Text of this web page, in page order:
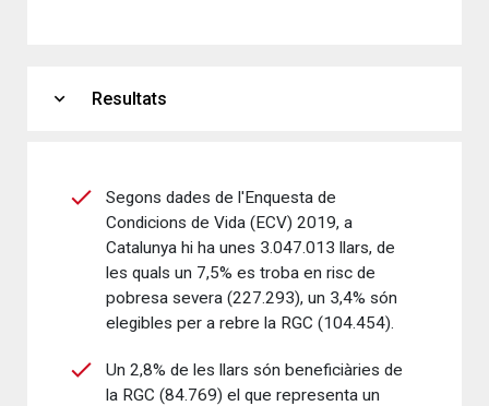
expand_more Resultats
Segons dades de l'Enquesta de
Condicions de Vida (ECV) 2019, a
Catalunya hi ha unes 3.047.013 llars, de
les quals un 7,5% es troba en risc de
pobresa severa (227.293), un 3,4% són
elegibles per a rebre la RGC (104.454).
Un 2,8% de les llars són beneficiàries de
la RGC (84.769) el que representa un